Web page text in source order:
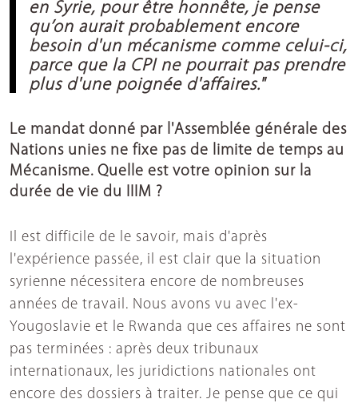
en Syrie, pour être honnête, je pense
qu’on aurait probablement encore
besoin d'un mécanisme comme celui-ci,
parce que la CPI ne pourrait pas prendre
plus d'une poignée d'affaires."
Le mandat donné par l'Assemblée générale des
Nations unies ne fixe pas de limite de temps au
Mécanisme. Quelle est votre opinion sur la
durée de vie du IIIM ?
Il est difficile de le savoir, mais d'après
l'expérience passée, il est clair que la situation
syrienne nécessitera encore de nombreuses
années de travail. Nous avons vu avec l'ex-
Yougoslavie et le Rwanda que ces affaires ne sont
pas terminées : après deux tribunaux
internationaux, les juridictions nationales ont
encore des dossiers à traiter. Je pense que ce qui